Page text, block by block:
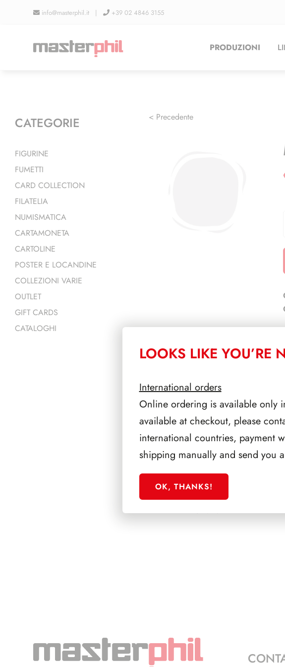
info@masterphil.it | +39 02 4846 3155
PRODUZIONI
< Precedente
PRODOTTI
SFORZESCO ITALIA 1988
PAGINE 3
CATEGORIE
FIGURINE
FUMETTI
CARD COLLECTION
FILATELIA
NUMISMATICA
CARTAMONETA
CARTOLINE
POSTER E LOCANDINE
COLLEZIONI VARIE
OUTLET
GIFT CARDS
CATALOGHI
LOOKS LIKE YOU’RE
International orders
Online ordering is available only
available at checkout, please
international countries, payment
shipping manually and send you
OK, THANKS!